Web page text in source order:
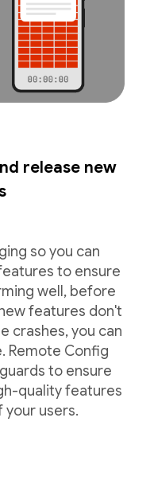
release new
so you can
to ensure
well, before
features don't
crashes, you can
Remote Config
to ensure
quality features
your users.